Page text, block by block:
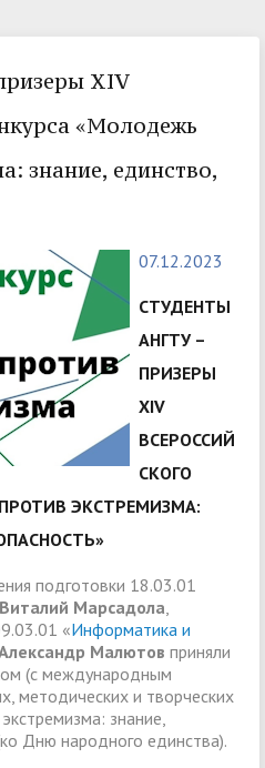
ХIV
«Молодежь
знание, единство,
07.12.2023
СТУДЕНТЫ
АНГТУ –
ПРИЗЕРЫ
ХIV
ВСЕРОССИЙ
СКОГО
ЭКСТРЕМИЗМА:
подготовки 18.03.01
Виталий Марсадола,
«Информатика и
Малютов приняли
(с международным
методических и творческих
знание,
Дню народного единства).